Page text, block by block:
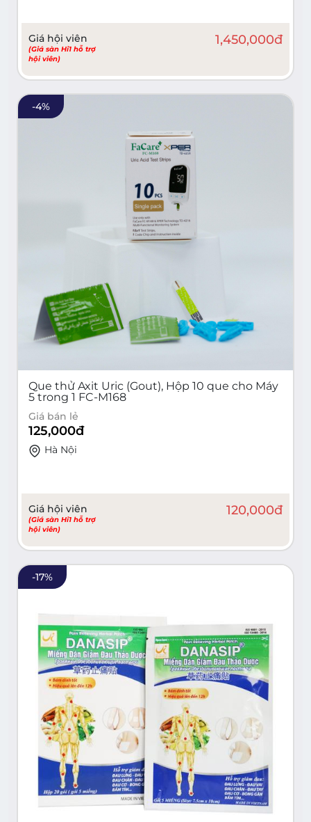
Giá hội viên
(Giá sàn Hi1 hỗ trợ
hội viên)
1,450,000đ
-4%
Que thử Axit Uric (Gout), Hộp 10 que cho Máy
5 trong 1 FC-M168
Giá bán lẻ
125,000đ
Hà Nội
Giá hội viên
(Giá sàn Hi1 hỗ trợ
hội viên)
120,000đ
-17%